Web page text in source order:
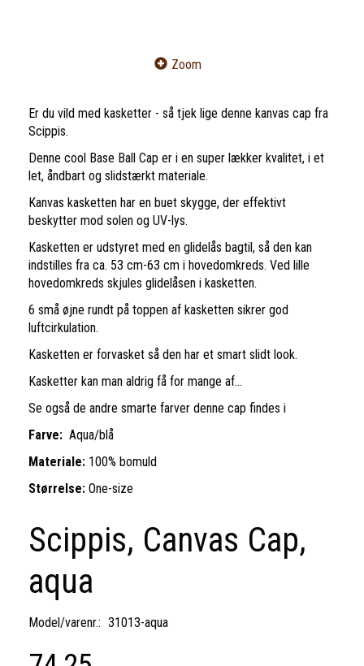
Zoom
Er du vild med kasketter - så tjek lige denne kanvas cap fra
Scippis.
Denne cool Base Ball Cap er i en super lækker kvalitet, i et
let, åndbart og slidstærkt materiale.
Kanvas kasketten har en buet skygge, der effektivt
beskytter mod solen og UV-lys.
Kasketten er udstyret med en glidelås bagtil, så den kan
indstilles fra ca. 53 cm-63 cm i hovedomkreds. Ved lille
hovedomkreds skjules glidelåsen i kasketten.
6 små øjne rundt på toppen af kasketten sikrer god
luftcirkulation.
Kasketten er forvasket så den har et smart slidt look.
Kasketter kan man aldrig få for mange af...
Se også de andre smarte farver denne cap findes i
Farve: Aqua/blå
Materiale: 100% bomuld
Størrelse: One-size
Scippis, Canvas Cap,
aqua
Model/varenr.: 31013-aqua